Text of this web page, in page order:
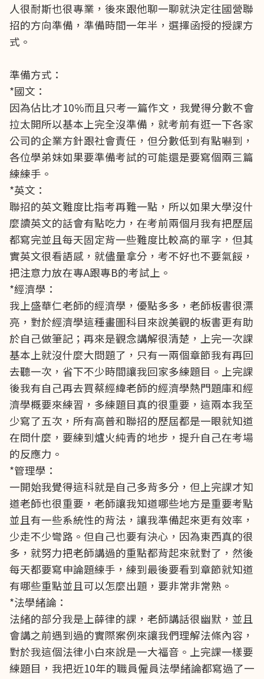
人很耐斯也很專業，後來跟他聊一聊就決定往國營聯
招的方向準備，準備時間一年半，選擇函授的授課方
式。
準備方式：
*國文：
因為佔比才10%而且只考一篇作文，我覺得分數不會
拉太開所以基本上完全沒準備，就考前有逛一下各家
公司的企業方針跟社會責任，但分數低到有點嚇到，
各位學弟妹如果要準備考試的可能還是要寫個兩三篇
練練手。
*英文：
聯招的英文難度比指考再難一點，所以如果大學沒什
麼讀英文的話會有點吃力，在考前兩個月我有把歷屆
都寫完並且每天固定背一些難度比較高的單字，但其
實英文很看語感，就儘量拿分，考不好也不要氣餒，
把注意力放在專A跟專B的考試上。
*經濟學：
我上盛華仁老師的經濟學，優點多多，老師板書很漂
亮，對於經濟學這種畫圖科目來說美觀的板書更有助
於自己做筆記；再來是觀念講解很清楚，上完一次課
基本上就沒什麼大問題了，只有一兩個章節我有再回
去聽一次，省下不少時間讓我回家多練題目。上完課
後我有自己再去買蔡經緯老師的經濟學熱門題庫和經
濟學概要來練習，多練題目真的很重要，這兩本我至
少寫了五次，所有高普和聯招的歷屆都是一眼就知道
在問什麼，要練到爐火純青的地步，提升自己在考場
的反應力。
*管理學：
一開始我覺得這科就是自己多背多分，但上完課才知
道老師也很重要，老師讓我知道哪些地方是重要考點
並且有一些系統性的背法，讓我準備起來更有效率，
少走不少彎路。但自己也要有決心，因為東西真的很
多，就努力把老師講過的重點都背起來就對了，然後
每天都要寫申論題練手，練到最後要看到章節就知道
有哪些重點並且可以怎麼出題，要非常非常熟。
*法學緒論：
法緒的部分我是上薛律的課，老師講話很幽默，並且
會講之前遇到過的實際案例來讓我們理解法條內容，
對於我這個法律小白來說是一大福音。上完課一樣要
練題目，我把近10年的職員僱員法學緒論都寫過了一